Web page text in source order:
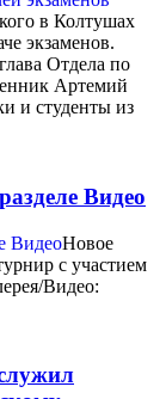
в Колтушах
экзаменов.
Отдела по
Артемий
и студенты из
Видео
Новое
с участием
Видео: